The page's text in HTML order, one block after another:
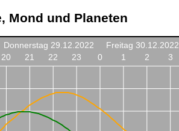
Mond und Planeten
Donnerstag 29.12.2022
Freitag 30.12.2022
20 21 22 23 0 1 2 3